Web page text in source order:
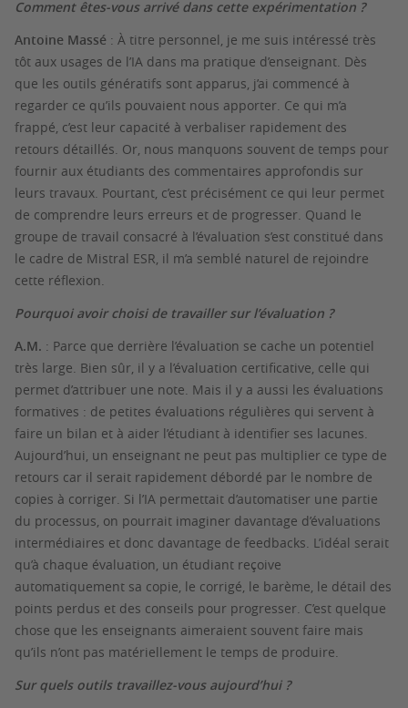
Comment êtes-vous arrivé dans cette expérimentation ?
Antoine Massé : À titre personnel, je me suis intéressé très
tôt aux usages de l’IA dans ma pratique d’enseignant. Dès
que les outils génératifs sont apparus, j’ai commencé à
regarder ce qu’ils pouvaient nous apporter. Ce qui m’a
frappé, c’est leur capacité à verbaliser rapidement des
retours détaillés. Or, nous manquons souvent de temps pour
fournir aux étudiants des commentaires approfondis sur
leurs travaux. Pourtant, c’est précisément ce qui leur permet
de comprendre leurs erreurs et de progresser. Quand le
groupe de travail consacré à l’évaluation s’est constitué dans
le cadre de Mistral ESR, il m’a semblé naturel de rejoindre
cette réflexion.
Pourquoi avoir choisi de travailler sur l’évaluation ?
A.M. : Parce que derrière l’évaluation se cache un potentiel
très large. Bien sûr, il y a l’évaluation certificative, celle qui
permet d’attribuer une note. Mais il y a aussi les évaluations
formatives : de petites évaluations régulières qui servent à
faire un bilan et à aider l’étudiant à identifier ses lacunes.
Aujourd’hui, un enseignant ne peut pas multiplier ce type de
retours car il serait rapidement débordé par le nombre de
copies à corriger. Si l’IA permettait d’automatiser une partie
du processus, on pourrait imaginer davantage d’évaluations
intermédiaires et donc davantage de feedbacks. L’idéal serait
qu’à chaque évaluation, un étudiant reçoive
automatiquement sa copie, le corrigé, le barème, le détail des
points perdus et des conseils pour progresser. C’est quelque
chose que les enseignants aimeraient souvent faire mais
qu’ils n’ont pas matériellement le temps de produire.
Sur quels outils travaillez-vous aujourd’hui ?